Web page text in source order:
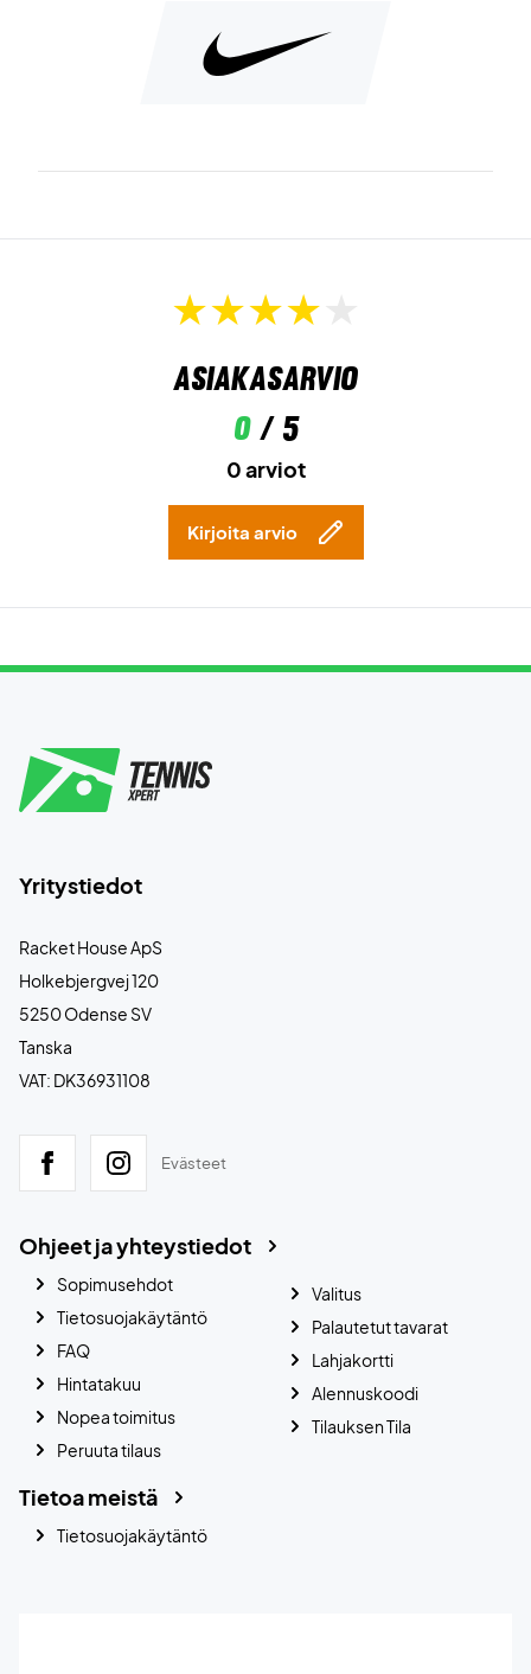
Asiakasarvio
0/ 5
0 arviot
Kirjoita arvio
Yritystiedot
Racket House ApS
Holkebjergvej 120
5250 Odense SV
Tanska
VAT: DK36931108
Evästeet
Ohjeet ja yhteystiedot
Sopimusehdot
Tietosuojakäytäntö
FAQ
Hintatakuu
Nopea toimitus
Peruuta tilaus
Valitus
Palautetut tavarat
Lahjakortti
Alennuskoodi
Tilauksen Tila
Tietoa meistä
Tietosuojakäytäntö